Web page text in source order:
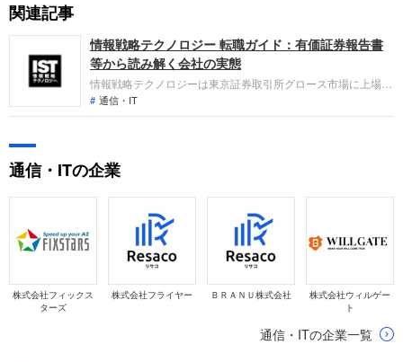
関連記事
情報戦略テクノロジー 転職ガイド：有価証券報告書
等から読み解く会社の実態
情報戦略テクノロジーは東京証券取引所グロース市場に上場
し、顧客と協働する0次システム開発などのDX関連事業を主力
としています。2025年12月期の連結業績は、既存顧客の深耕
た。
通信・IT
通信・ITの企業
株式会社フィックス
ターズ
株式会社フライヤー ＢＲＡＮＵ株式会社
株式会社ウィルゲー
ト
通信・ITの企業一覧